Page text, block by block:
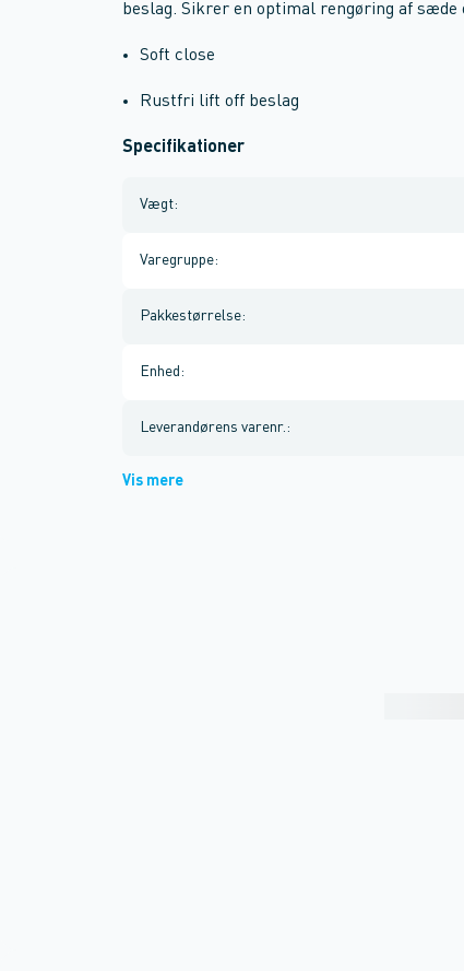
beslag. Sikrer en optimal rengøring af
Soft close
Rustfri lift off beslag
Specifikationer
Vægt:
Varegruppe:
Pakkestørrelse:
Enhed :
Leverandørens varenr. :
Vis mere